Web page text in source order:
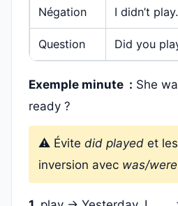
Négation I didn’t play.
Question Did you
Exemple minute : She
ready ?
⚠️ Évite did played et
inversion avec was/were